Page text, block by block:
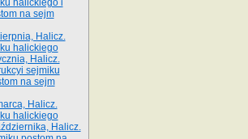
halickiego i
na sejm
Halicz.
halickiego
Halicz.
sejmiku
na sejm
Halicz.
halickiego
Halicz.